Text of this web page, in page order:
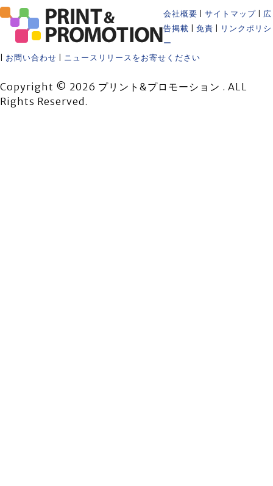
会社概要 サイトマップ
広
告掲載
免責
リンクポリシ
ー
お問い合わせ ニュースリリースをお寄せください
Copyright © 2026 プリント&プロモーション . ALL
Rights Reserved.